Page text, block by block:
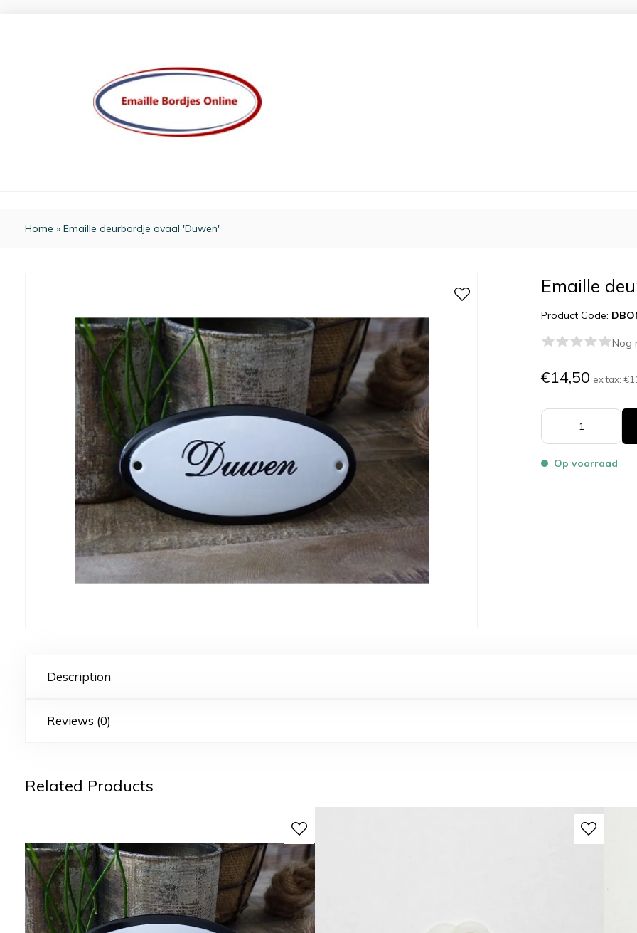
Home » Emaille deurbordje ovaal 'Duwen'
Emaille
Product Code:
Nog
€14,50 ex tax:
Op voorraad
Description
Reviews (0)
Related Products